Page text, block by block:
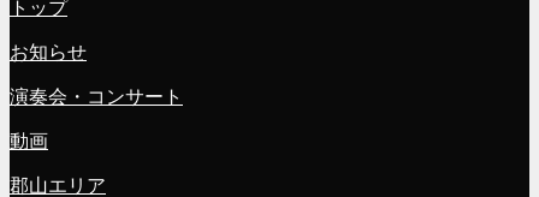
トップ
お知らせ
演奏会・コンサート
動画
郡山エリア